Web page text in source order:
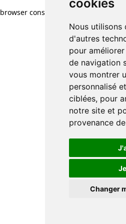
cookies
Nous utilisons
d'autres
pour
de navigation
vous montrer
personnalisé
ciblées, pour
notre site et
provenance
Changer
browser console for more information)